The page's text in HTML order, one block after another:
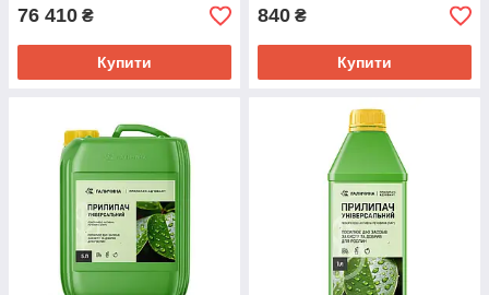
76 410 ₴
Купити
840 ₴
Купити